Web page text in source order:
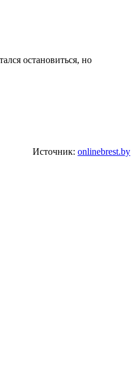
остановиться, но
Источник: onlinebrest.by